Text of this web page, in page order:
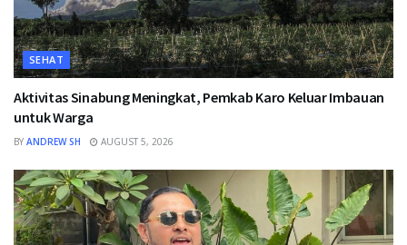
SEHAT
Aktivitas Sinabung Meningkat, Pemkab Karo Keluar Imbauan
untuk Warga
BY ANDREW SH AUGUST 5, 2026